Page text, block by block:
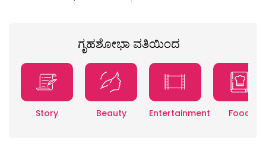
ಗೃಹಶೋಭಾ ವತಿಯಿಂದ
Story Beauty Entertainment Food